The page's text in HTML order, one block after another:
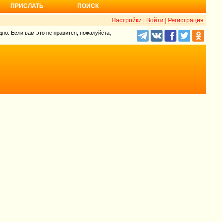
ПРИСЛАТЬ ПОИСК
Настройки Войти Регистрация
Если вам это не нравится, пожалуйста,